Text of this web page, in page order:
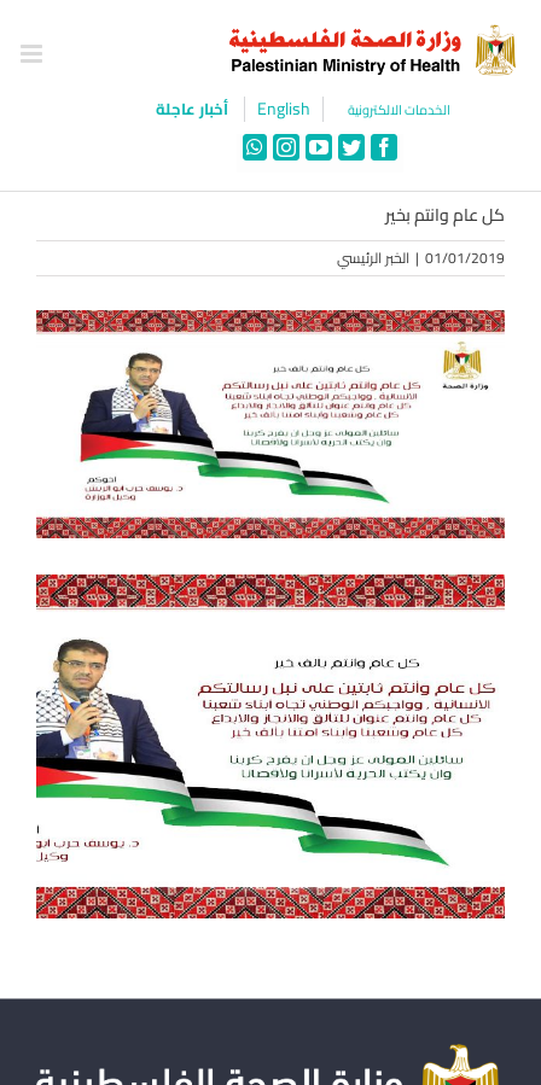
content
الخدمات الالكترونية English أخبار عاجلة
Facebook
Twitter
YouTube
Instagram
WhatsApp
كل عام وانتم بخير
01/01/2019
| الخبر الرئيسي